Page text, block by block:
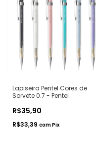
Lapiseira Pentel Cores de
Sorvete 0.7 - Pentel
R$35,90
R$33,39 comPix